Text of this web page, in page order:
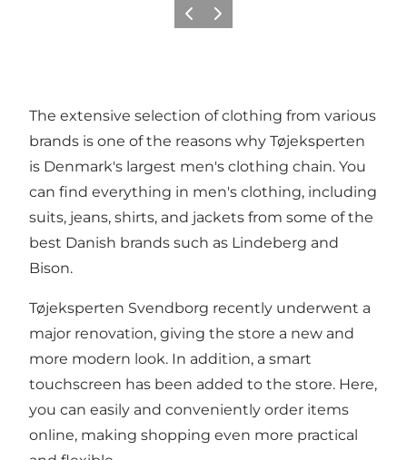
PrécédentSuivant
The extensive selection of clothing from various
brands is one of the reasons why Tøjeksperten
is Denmark's largest men's clothing chain. You
can find everything in men's clothing, including
suits, jeans, shirts, and jackets from some of the
best Danish brands such as Lindeberg and
Bison.
Tøjeksperten Svendborg recently underwent a
major renovation, giving the store a new and
more modern look. In addition, a smart
touchscreen has been added to the store. Here,
you can easily and conveniently order items
online, making shopping even more practical